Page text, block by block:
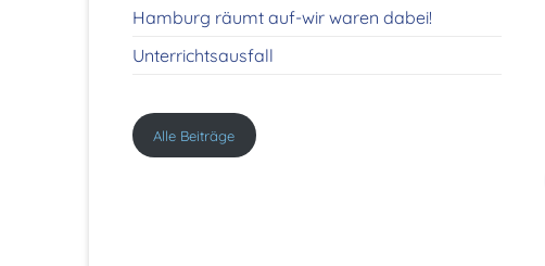
Hamburg räumt auf-wir waren dabei!
Unterrichtsausfall
Alle Beiträge